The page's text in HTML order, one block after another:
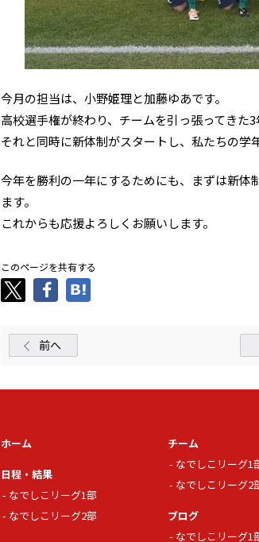
今月の担当は、小野姫理と加藤ゆあです。
高校選手権が終わり、チームを引っ張ってきた
それと同時に新体制がスタートし、私たちの学
今年を勝利の一年にするためにも、まずは新
ます。
これからも応援よろしくお願いします。
このページを共有する
前へ
ホーム
日程・結果
なでしこリーグ1部
なでしこリーグ2部
チーム
なでしこリーグ1
なでしこリーグ2
ブログ
なでしこリーグ1